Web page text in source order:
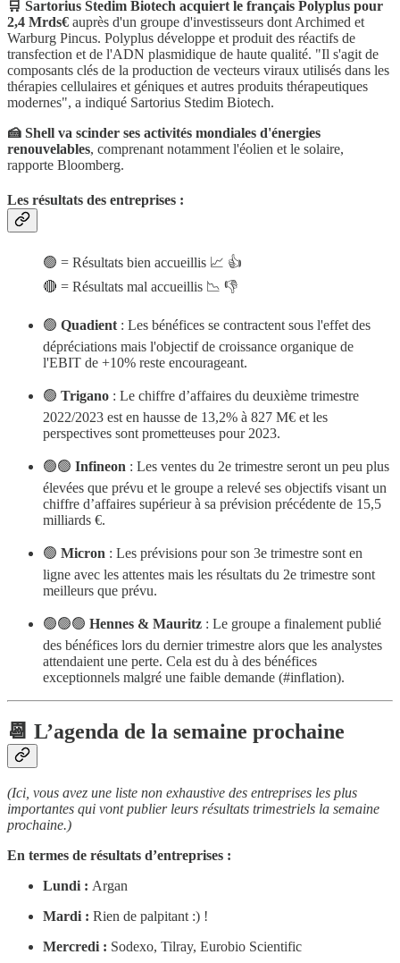
🛒 Sartorius Stedim Biotech acquiert le français Polyplus pour
2,4 Mrds€ auprès d'un groupe d'investisseurs dont Archimed et
Warburg Pincus. Polyplus développe et produit des réactifs de
transfection et de l'ADN plasmidique de haute qualité. "Il s'agit de
composants clés de la production de vecteurs viraux utilisés dans les
thérapies cellulaires et géniques et autres produits thérapeutiques
modernes", a indiqué Sartorius Stedim Biotech.
🍰 Shell va scinder ses activités mondiales d'énergies
renouvelables, comprenant notamment l'éolien et le solaire,
rapporte Bloomberg.
Les résultats des entreprises :
🟢 = Résultats bien accueillis 📈 👍
🔴 = Résultats mal accueillis 📉 👎
🟢 Quadient : Les bénéfices se contractent sous l'effet des
dépréciations mais l'objectif de croissance organique de
l'EBIT de +10% reste encourageant.
🟢 Trigano : Le chiffre d’affaires du deuxième trimestre
2022/2023 est en hausse de 13,2% à 827 M€ et les
perspectives sont prometteuses pour 2023.
🟢🟢 Infineon : Les ventes du 2e trimestre seront un peu plus
élevées que prévu et le groupe a relevé ses objectifs visant un
chiffre d’affaires supérieur à sa prévision précédente de 15,5
milliards €.
🟢 Micron : Les prévisions pour son 3e trimestre sont en
ligne avec les attentes mais les résultats du 2e trimestre sont
meilleurs que prévu.
🟢🟢🟢 Hennes & Mauritz : Le groupe a finalement publié
des bénéfices lors du dernier trimestre alors que les analystes
attendaient une perte. Cela est du à des bénéfices
exceptionnels malgré une faible demande (#inflation).
📆 L’agenda de la semaine prochaine
(Ici, vous avez une liste non exhaustive des entreprises les plus
importantes qui vont publier leurs résultats trimestriels la semaine
prochaine.)
En termes de résultats d’entreprises :
Lundi : Argan
Mardi : Rien de palpitant :) !
Mercredi : Sodexo, Tilray, Eurobio Scientific